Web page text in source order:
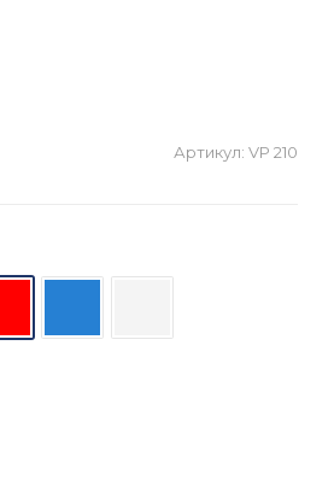
Артикул: VP 210